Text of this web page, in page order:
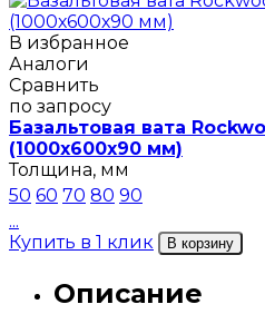
В избранное
Аналоги
Сравнить
по запросу
Базальтовая вата
(1000х600х90 мм)
Толщина, мм
50 60 70 80 90
...
Купить в 1 клик
В корзину
Описание